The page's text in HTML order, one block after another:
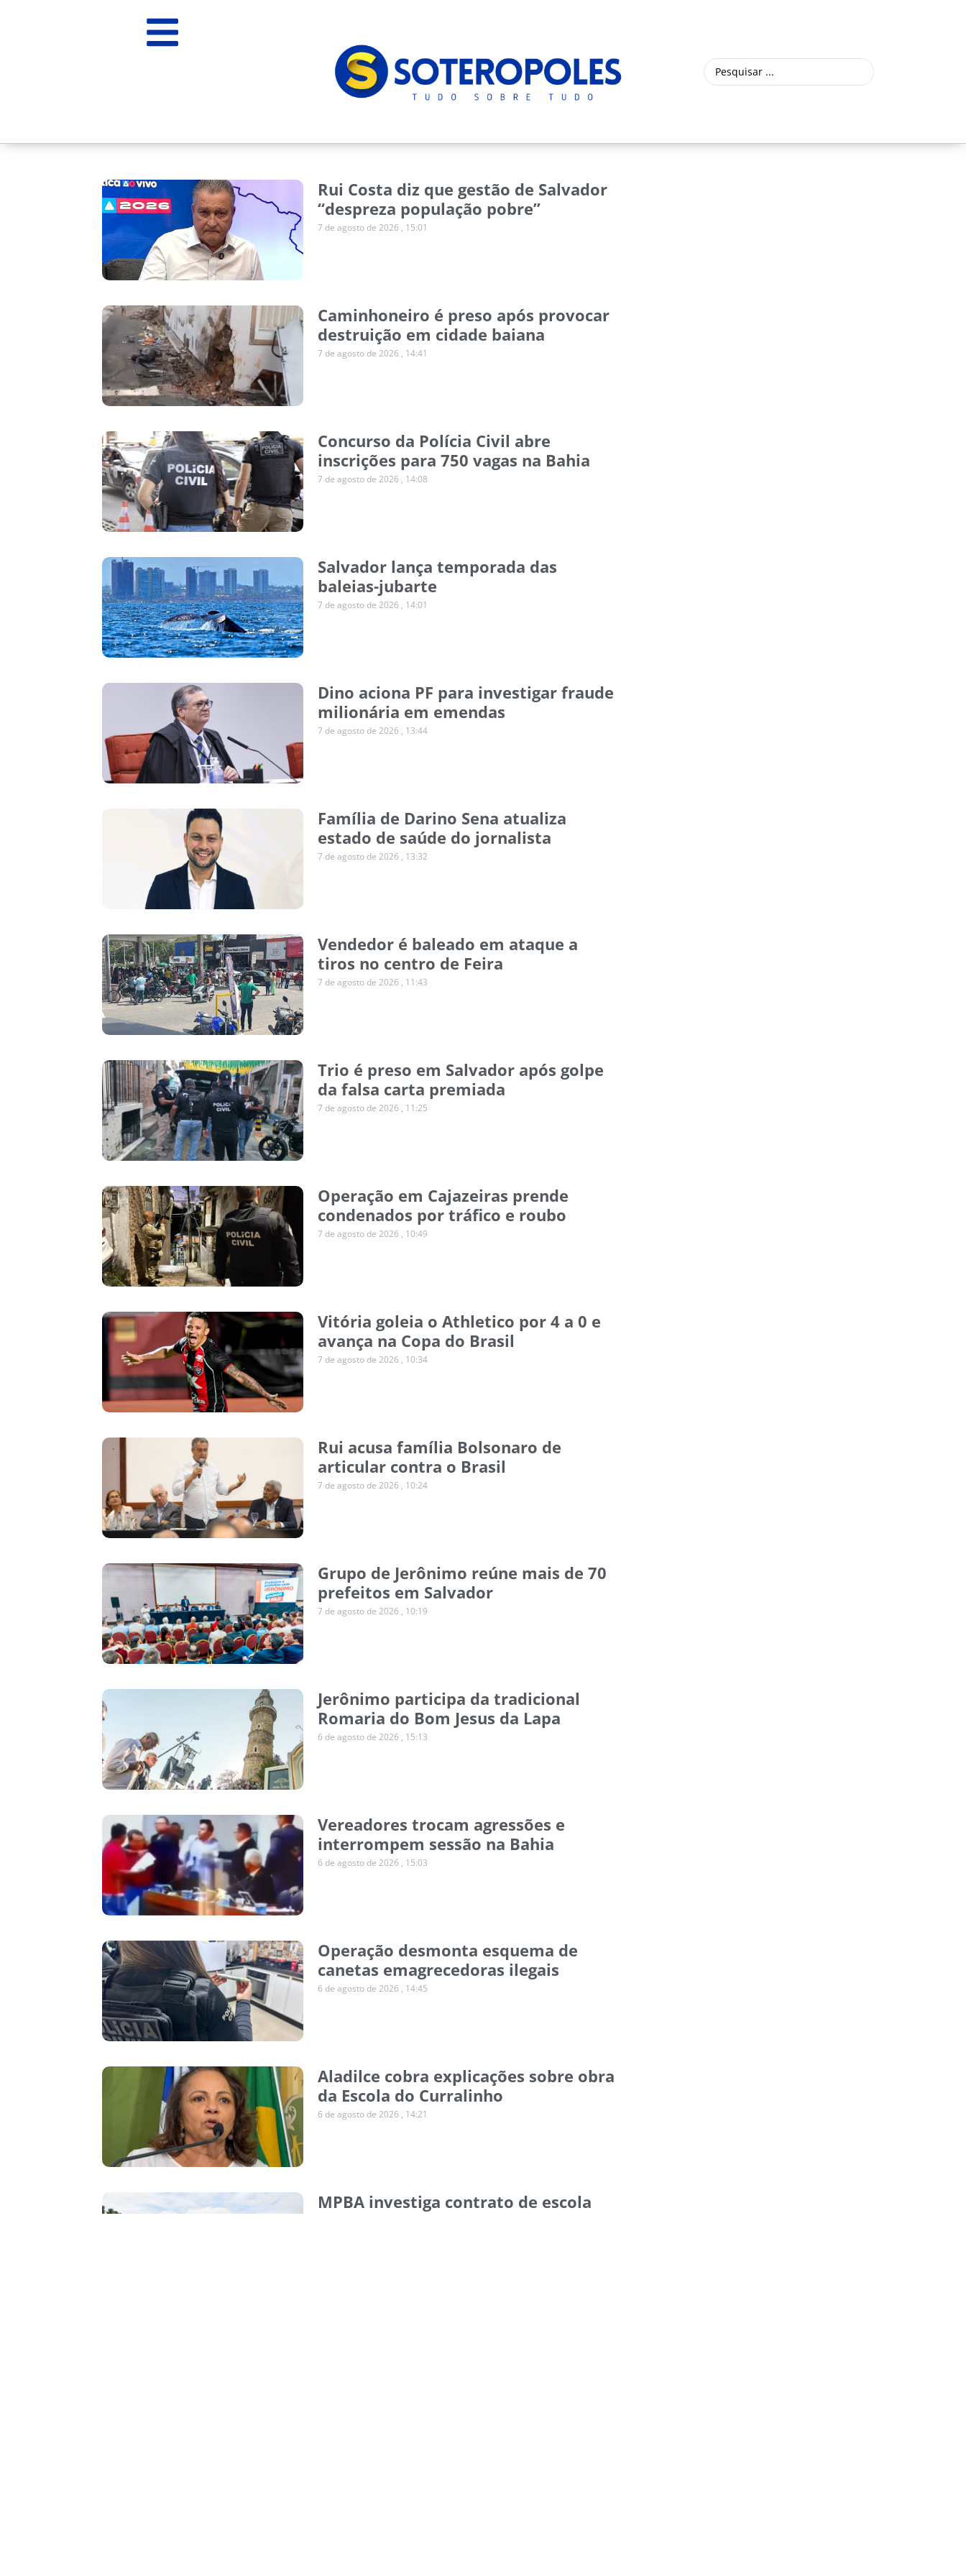
Rui Costa diz que gestão de Salvador
“despreza população pobre”
7 de agosto de 2026 15:01
Caminhoneiro é preso após provocar
destruição em cidade baiana
7 de agosto de 2026 14:41
Concurso da Polícia Civil abre
inscrições para 750 vagas na Bahia
7 de agosto de 2026 14:08
Salvador lança temporada das
baleias-jubarte
7 de agosto de 2026 14:01
Dino aciona PF para investigar fraude
milionária em emendas
7 de agosto de 2026 13:44
Família de Darino Sena atualiza
estado de saúde do jornalista
7 de agosto de 2026 13:32
Vendedor é baleado em ataque a
tiros no centro de Feira
7 de agosto de 2026 11:43
Trio é preso em Salvador após golpe
da falsa carta premiada
7 de agosto de 2026 11:25
Operação em Cajazeiras prende
condenados por tráfico e roubo
7 de agosto de 2026 10:49
Vitória goleia o Athletico por 4 a 0 e
avança na Copa do Brasil
7 de agosto de 2026 10:34
Rui acusa família Bolsonaro de
articular contra o Brasil
7 de agosto de 2026 10:24
Grupo de Jerônimo reúne mais de 70
prefeitos em Salvador
7 de agosto de 2026 10:19
Jerônimo participa da tradicional
Romaria do Bom Jesus da Lapa
6 de agosto de 2026 15:13
Vereadores trocam agressões e
interrompem sessão na Bahia
6 de agosto de 2026 15:03
Operação desmonta esquema de
canetas emagrecedoras ilegais
6 de agosto de 2026 14:45
Aladilce cobra explicações sobre obra
da Escola do Curralinho
6 de agosto de 2026 14:21
MPBA investiga contrato de escola